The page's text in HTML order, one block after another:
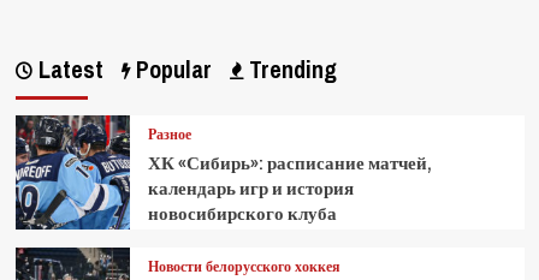
Latest Popular Trending
Разное
ХК «Сибирь»: расписание матчей,
календарь игр и история
новосибирского клуба
Новости белорусского хоккея